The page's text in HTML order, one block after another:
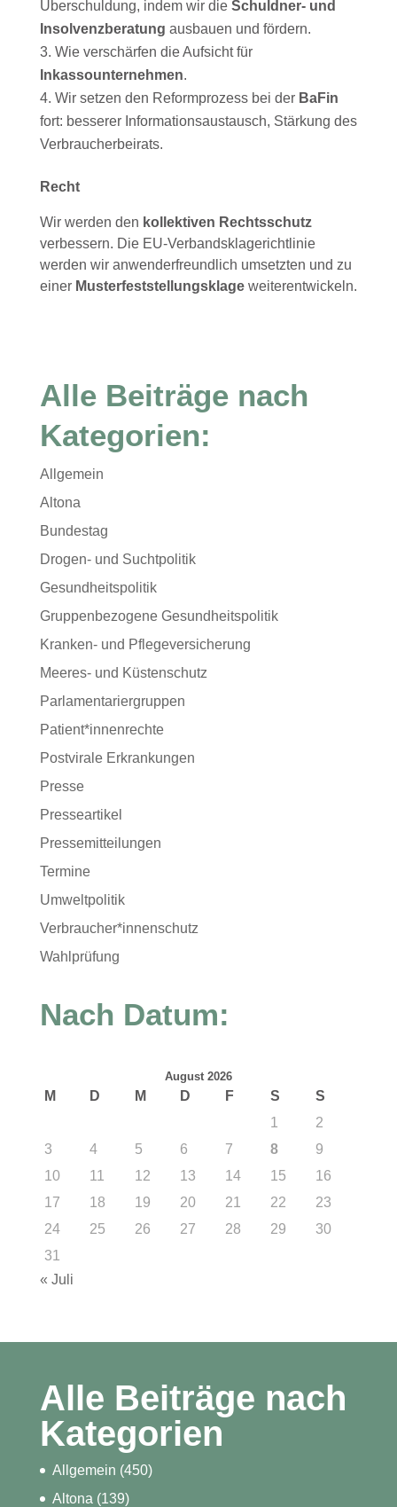
Überschuldung, indem wir die Schuldner- und
Insolvenzberatung ausbauen und fördern.
Wie verschärfen die Aufsicht für
Inkassounternehmen.
Wir setzen den Reformprozess bei der BaFin
fort: besserer Informationsaustausch, Stärkung des
Verbraucherbeirats.
Recht
Wir werden den kollektiven Rechtsschutz
verbessern. Die EU-Verbandsklagerichtlinie
werden wir anwenderfreundlich umsetzten und zu
einer Musterfeststellungsklage weiterentwickeln.
Alle Beiträge nach
Kategorien:
Allgemein
Altona
Bundestag
Drogen- und Suchtpolitik
Gesundheitspolitik
Gruppenbezogene Gesundheitspolitik
Kranken- und Pflegeversicherung
Meeres- und Küstenschutz
Parlamentariergruppen
Patient*innenrechte
Postvirale Erkrankungen
Presse
Presseartikel
Pressemitteilungen
Termine
Umweltpolitik
Verbraucher*innenschutz
Wahlprüfung
Nach Datum:
August 2026
M D M D F S
S
1
2
3
4 5 6 7 8
9
10
11 12 13 14 15
16
17
18 19 20 21 22
23
24
25 26 27 28 29
30
31
« Juli
Alle Beiträge nach
Kategorien
Allgemein (450)
Altona (139)